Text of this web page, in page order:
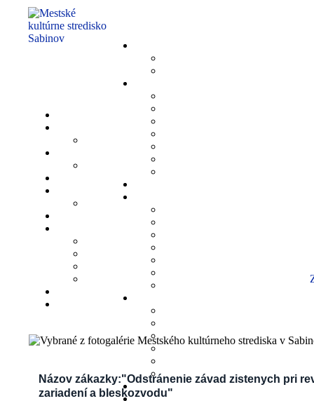
Názov zákazky:"Odstránenie závad zistenych pri
zariadení a bleskozvodu"